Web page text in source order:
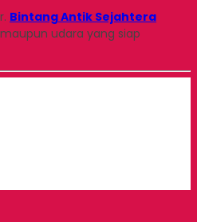
Bintang Antik Sejahtera
udara yang siap